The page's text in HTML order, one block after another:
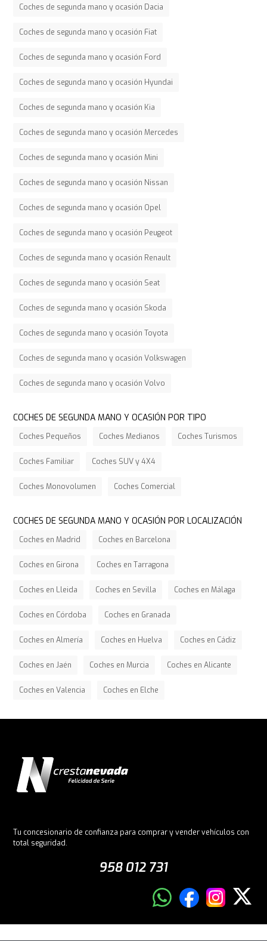
Coches de segunda mano y ocasión Dacia
Coches de segunda mano y ocasión Fiat
Coches de segunda mano y ocasión Ford
Coches de segunda mano y ocasión Hyundai
Coches de segunda mano y ocasión Kia
Coches de segunda mano y ocasión Mercedes
Coches de segunda mano y ocasión Mini
Coches de segunda mano y ocasión Nissan
Coches de segunda mano y ocasión Opel
Coches de segunda mano y ocasión Peugeot
Coches de segunda mano y ocasión Renault
Coches de segunda mano y ocasión Seat
Coches de segunda mano y ocasión Skoda
Coches de segunda mano y ocasión Toyota
Coches de segunda mano y ocasión Volkswagen
Coches de segunda mano y ocasión Volvo
COCHES DE SEGUNDA MANO Y OCASIÓN POR TIPO
Coches Pequeños Coches Medianos Coches Turismos
Coches Familiar Coches SUV y 4X4
Coches Monovolumen Coches Comercial
COCHES DE SEGUNDA MANO Y OCASIÓN POR LOCALIZACIÓN
Coches en Madrid Coches en Barcelona
Coches en Girona Coches en Tarragona
Coches en Lleida Coches en Sevilla Coches en Málaga
Coches en Córdoba Coches en Granada
Coches en Almería Coches en Huelva Coches en Cádiz
Coches en Jaén Coches en Murcia Coches en Alicante
Coches en Valencia Coches en Elche
Tu concesionario de confianza para comprar y vender vehículos con
total seguridad.
958 012 731